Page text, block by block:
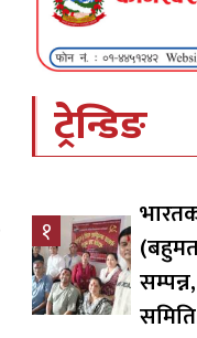
ट्रेन्डिङ
१